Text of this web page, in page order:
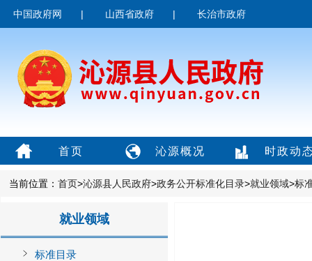
中国政府网 | 山西省政府 | 长治市政府
首页 沁源概况 时政动
当前位置： 首页>沁源县人民政府>政务公开标准化目录>就业领域>标
就业领域
标准目录